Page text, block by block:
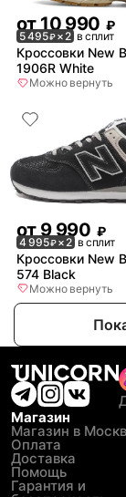
от10 990 ₽
5 495₽× 2 в сплит
Кроссовки New
1906R White
Можно вернуть
от9 990 ₽
4 995₽× 2 в сплит
Кроссовки New
574 Black
Можно вернуть
Магазин
Магазин в
Оплата
Доставка
Помощь
Гарантия и